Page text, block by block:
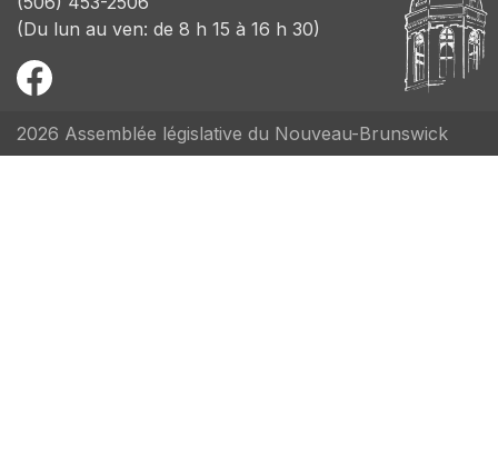
(Du lun au ven: de 8 h 15 à 16 h 30)
2026 Assemblée législative du Nouveau-Brunswick